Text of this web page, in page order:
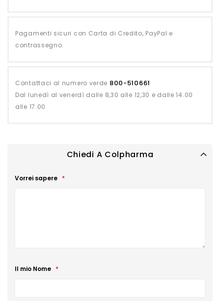
Pagamenti sicuri con Carta di Credito, PayPal e
contrassegno.
Contattaci al numero verde 800-510661
Dal lunedì al venerdì dalle 8,30 alle 12,30 e dalle 14.00
alle 17.00
Chiedi A Colpharma
Vorrei sapere
Il mio Nome